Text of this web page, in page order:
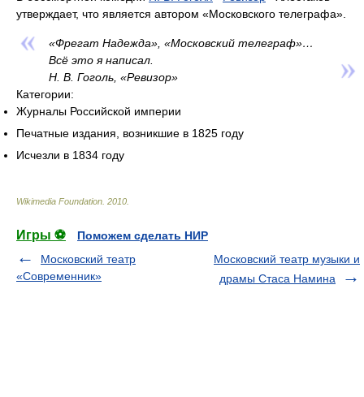
утверждает, что является автором «Московского телеграфа».
«Фрегат Надежда», «Московский телеграф»…
Всё это я написал.
Н. В. Гоголь, «Ревизор»
Категории:
Журналы Российской империи
Печатные издания, возникшие в 1825 году
Исчезли в 1834 году
Wikimedia Foundation 2010
Игры ⚽
Поможем сделать НИР
Московский театр
«Современник»
Московский театр музыки и
драмы Стаса Намина